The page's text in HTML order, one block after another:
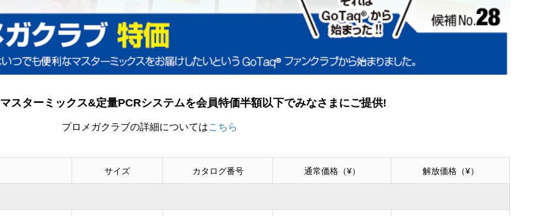
マスターミックス&定量PCRシステムを会員特価半額以下でみなさまにご提供!
プロメガクラブの詳細についてはこちら
サイズ カタログ番号 通常価格（¥） 解放価格（¥）